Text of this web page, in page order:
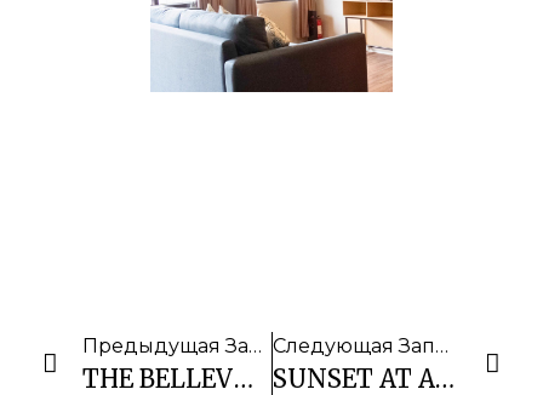
Предыдущая Запись
THE BELLEVUE RESORT BOHOL
Следующая Запись
SUNSET AT ANINUAN BEACH RESORT